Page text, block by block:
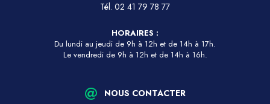
Tél. 02 41 79 78 77
HORAIRES :
Du lundi au jeudi de 9h à 12h et de 14h à 17h.
Le vendredi de 9h à 12h et de 14h à 16h.
NOUS CONTACTER